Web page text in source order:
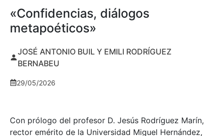
«Confidencias, diálogos
metapoéticos»
JOSÉ ANTONIO BUIL Y EMILI RODRÍGUEZ
BERNABEU
29/05/2026
Con prólogo del profesor D. Jesús Rodríguez Marín,
rector emérito de la Universidad Miguel Hernández,